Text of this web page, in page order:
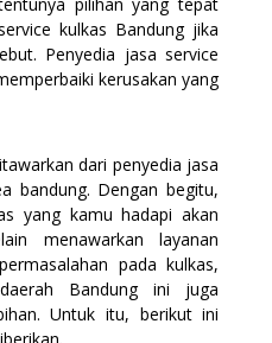
kulkas Bandung jika
Penyedia jasa service
kerusakan yang
dari penyedia jasa
bandung. Dengan begitu,
yang kamu hadapi akan
menawarkan layanan
pada kulkas,
Bandung ini juga
Untuk itu, berikut ini